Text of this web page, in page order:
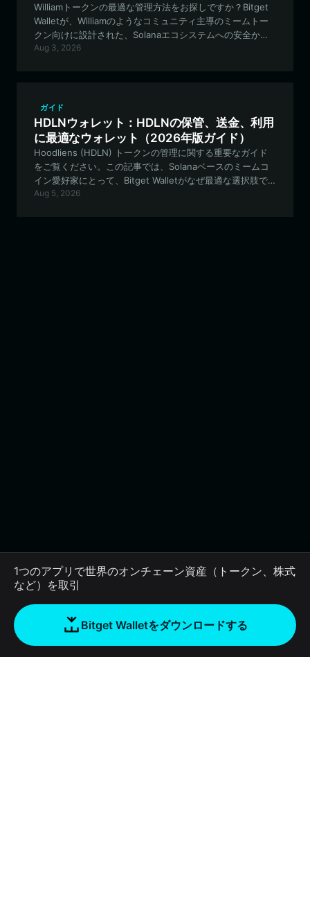
Williamトークンの最適な管理方法をお探しですか？Bitget
Walletが、Williamのようなコミュニティ主導のミームトー
クン向けに設計された、Solanaエコシステムへの安全かつ
高性能なゲートウェイをどのように提供しているかをご覧
Aug 3, 2026
ガイド
HDLNウォレット：HDLNの保管、送金、利用
に最適なウォレット（2026年版ガイド）
Hoodliens (HDLN) トークンの管理に関する重要なガイド
をご覧ください。この記事では、Solanaベースのミームコ
イン愛好家にとって、Bitget Walletがなぜ最適な選択肢で
あるのかを探ります。HDLNコミュニティのために、高速パ
Aug 5, 2026
1つのアプリで世界のオンチェーン資産（トークン、株式
など）を取引
Bitget Walletをダウンロードする